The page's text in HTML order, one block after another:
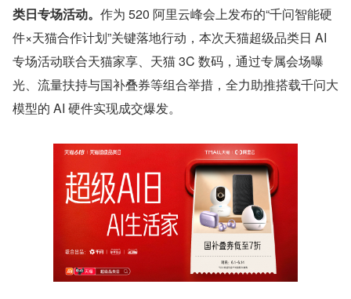
类日专场活动。 作为 520 阿里云峰会上发布的“千问智能硬
件×天猫合作计划”关键落地行动，本次天猫超级品类日 AI
专场活动联合天猫家享、天猫 3C 数码，通过专属会场曝
光、流量扶持与国补叠券等组合举措，全力助推搭载千问大
模型的 AI 硬件实现成交爆发。